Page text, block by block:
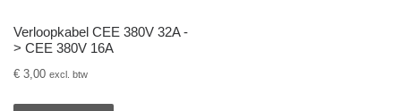
Verloopkabel CEE 380V 32A -
> CEE 380V 16A
€ 3,00 excl. btw